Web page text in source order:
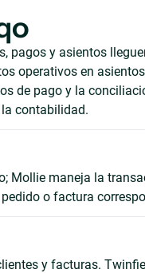
pagos y asientos
operativos en
de pago y la
contabilidad.
Mollie maneja la
o factura
y facturas.